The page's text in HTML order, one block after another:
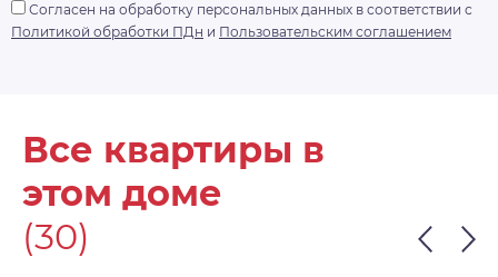
Согласен на обработку персональных данных в соответствии с
Политикой обработки ПДн и Пользовательским соглашением
Все квартиры в
этом доме
(30)